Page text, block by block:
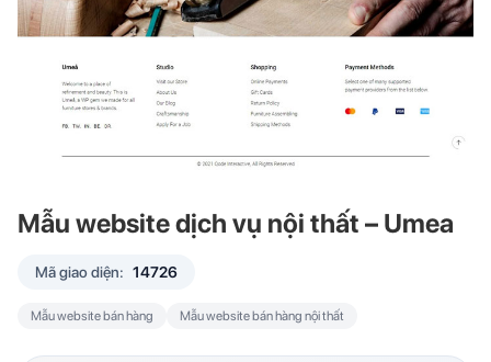
Mẫu website dịch vụ nội thất – Umea
Mã giao diện: 14726
Mẫu website bán hàng Mẫu website bán hàng nội thất